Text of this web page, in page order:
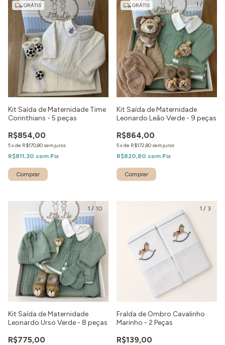
1 /10
GRÁTIS
Kit Saída de Maternidade Time
Corinthians - 5 peças
R$854,00
5xde R$170,80 sem juros
R$811,30 com Pix
Comprar
1/10
GRÁTIS
Kit Saída de Maternidade
Leonardo Leão Verde - 9 peças
R$864,00
5xde R$172,80 sem juros
R$820,80 com Pix
Comprar
1 / 10
Kit Saída de Maternidade
Leonardo Urso Verde - 8 peças
R$775,00
1 / 3
Fralda de Ombro Cavalinho
Marinho - 2 Peças
R$139,00